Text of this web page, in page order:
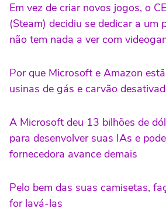
Em vez de criar novos jogos, o
(Steam) decidiu se dedicar a um
não tem nada a ver com
Por que Microsoft e Amazon
usinas de gás e carvão
A Microsoft deu 13 bilhões de
para desenvolver suas IAs e
fornecedora avance demais
Pelo bem das suas camisetas,
for lavá-las